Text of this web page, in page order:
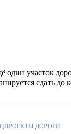
один участок
сдать до
ДОРОГИ